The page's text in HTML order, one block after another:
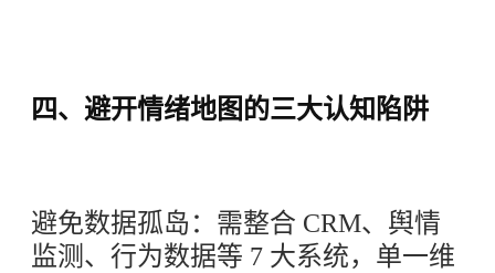
四、避开情绪地图的三大认知陷阱
避免数据孤岛：需整合 CRM、舆情
监测、行为数据等 7 大系统，单一维